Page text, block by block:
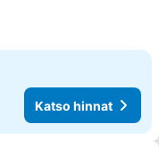
Katso hinnat